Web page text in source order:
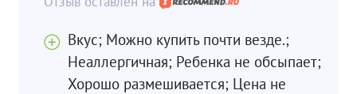
Вкус; Можно купить почти везде.;
Неаллергичная; Ребенка не обсыпает;
Хорошо размешивается; Цена не